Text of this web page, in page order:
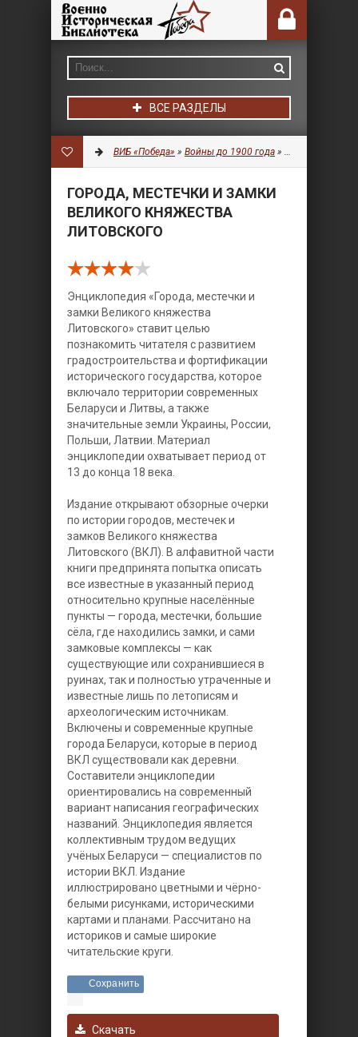
ВСЕ РАЗДЕЛЫ
ВИБ «Победа» » Войны до 1900 года » Фортификация
ГОРОДА, МЕСТЕЧКИ И ЗАМКИ
ВЕЛИКОГО КНЯЖЕСТВА
ЛИТОВСКОГО
Энциклопедия «Города, местечки и
замки Великого княжества
Литовского» ставит целью
познакомить читателя с развитием
градостроительства и фортификации
исторического государства, которое
включало территории современных
Беларуси и Литвы, а также
значительные земли Украины, России,
Польши, Латвии. Материал
энциклопедии охватывает период от
13 до конца 18 века.
Издание открывают обзорные очерки
по истории городов, местечек и
замков Великого княжества
Литовского (ВКЛ). В алфавитной части
книги предпринята попытка описать
все известные в указанный период
относительно крупные населённые
пункты — города, местечки, большие
сёла, где находились замки, и сами
замковые комплексы — как
существующие или сохранившиеся в
руинах, так и полностью утраченные и
известные лишь по летописям и
археологическим источникам.
Включены и современные крупные
города Беларуси, которые в период
ВКЛ существовали как деревни.
Составители энциклопедии
ориентировались на современный
вариант написания географических
названий. Энциклопедия является
коллективным трудом ведущих
учёных Беларуси — специалистов по
истории ВКЛ. Издание
иллюстрировано цветными и чёрно-
белыми рисунками, историческими
картами и планами. Рассчитано на
историков и самые широкие
читательские круги.
Сохранить
Скачать